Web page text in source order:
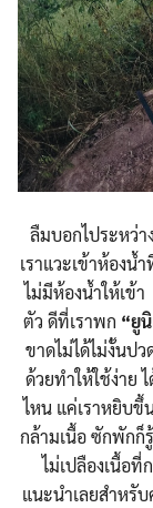
ลืมบอกไประหว่า
เราแวะเข้าห้องน้
ไม่มีห้องน้ำให้เข้
ตัว ดีที่เราพก “ยู
ขาดไม่ได้ไม่งั้นป
ด้วยทำให้ใช้ง่าย
ไหน แค่เราหยิบ
กล้ามเนื้อ ซักพักก็
ไม่เปลืองเนื้อที่
แนะนำเลยสำหรั